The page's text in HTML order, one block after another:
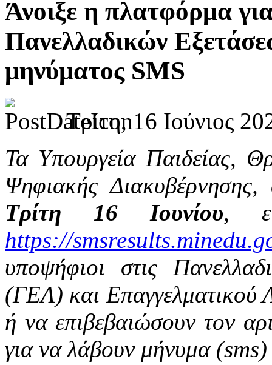
Άνοιξε η πλατφόρμα
Πανελλαδικών
μηνύματος SMS
Τρίτη, 16 Ιούνιος
Τα Υπουργεία Παιδείας,
Ψηφιακής
Τρίτη 16 Ιουνίου,
https://
υποψήφιοι στις
(ΓΕΛ) και
ή να επιβεβαιώσουν τον
για να λάβουν μήνυμα